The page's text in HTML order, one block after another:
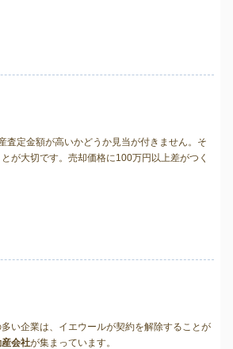
査定金額が高いかどうか見当が付きません。そ
が大切です。売却価格に100万円以上差がつく
い企業は、イエウールが契約を解除することが
会社が集まっています。